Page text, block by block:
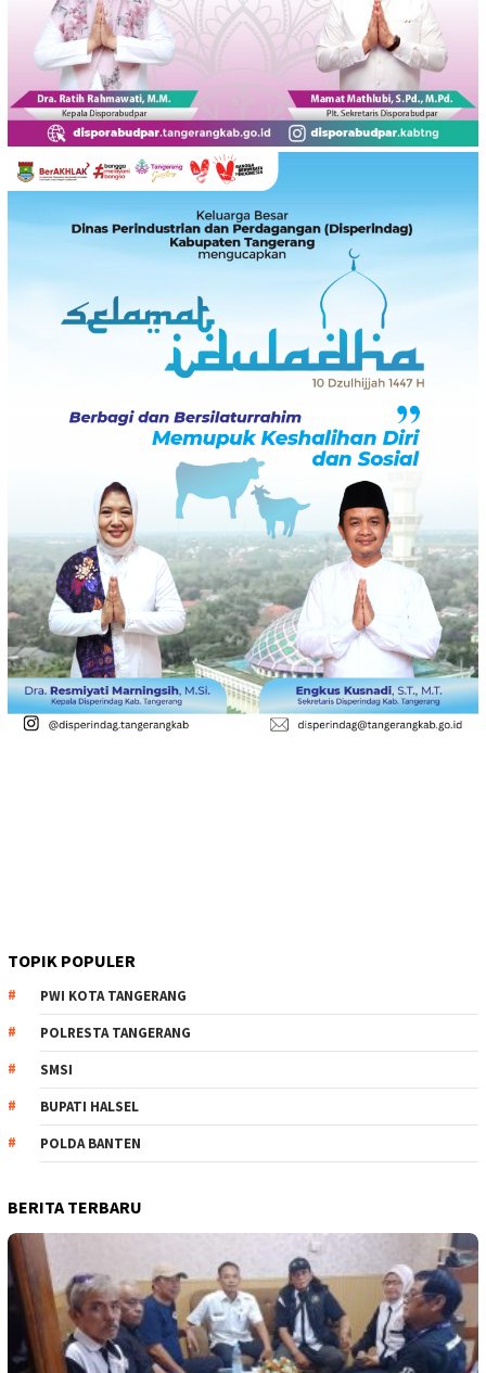
TOPIK POPULER
PWI KOTA TANGERANG
POLRESTA TANGERANG
SMSI
BUPATI HALSEL
POLDA BANTEN
BERITA TERBARU